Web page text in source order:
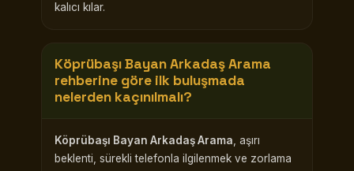
kalıcı kılar.
Köprübaşı Bayan Arkadaş Arama
rehberine göre ilk buluşmada
nelerden kaçınılmalı?
Köprübaşı Bayan Arkadaş Arama , aşırı
beklenti, sürekli telefonla ilgilenmek ve zorlama